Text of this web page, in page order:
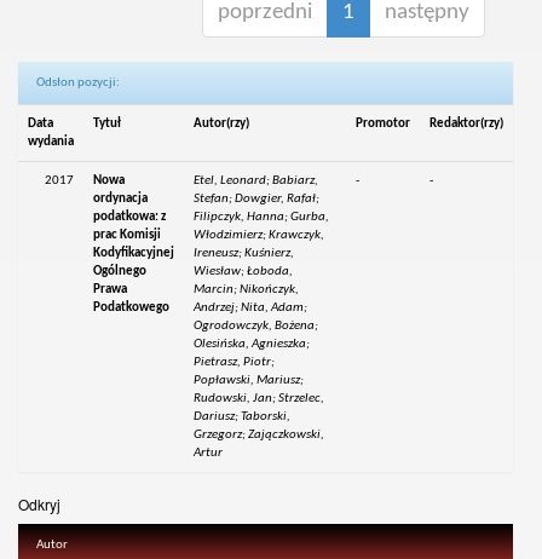
poprzedni 1 następny
Odsłon pozycji:
Data
wydania
Tytuł Autor(rzy) Promotor Redaktor(rzy)
2017
Nowa
ordynacja
podatkowa: z
prac Komisji
Kodyfikacyjnej
Ogólnego
Prawa
Podatkowego
Etel, Leonard; Babiarz,
Stefan; Dowgier, Rafał;
Filipczyk, Hanna; Gurba,
Włodzimierz; Krawczyk,
Ireneusz; Kuśnierz,
Wiesław; Łoboda,
Marcin; Nikończyk,
Andrzej; Nita, Adam;
Ogrodowczyk, Bożena;
Olesińska, Agnieszka;
Pietrasz, Piotr;
Popławski, Mariusz;
Rudowski, Jan; Strzelec,
Dariusz; Taborski,
Grzegorz; Zajączkowski,
Artur
- -
Odkryj
Autor